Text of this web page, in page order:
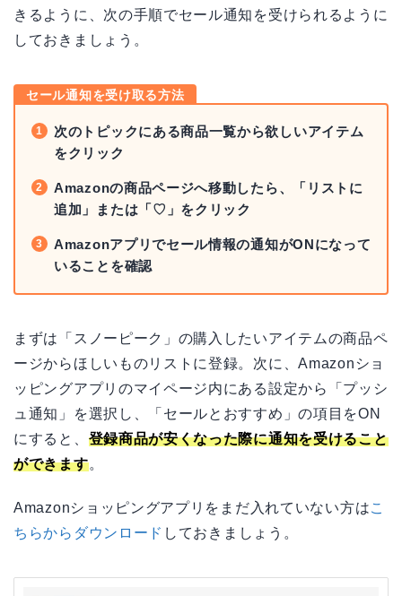
きるように、次の手順でセール通知を受けられるように
しておきましょう。
セール通知を受け取る方法
次のトピックにある商品一覧から欲しいアイテム
をクリック
Amazonの商品ページへ移動したら、「リストに
追加」または「♡」をクリック
Amazonアプリでセール情報の通知がONになって
いることを確認
まずは「スノーピーク」の購入したいアイテムの商品ペ
ージからほしいものリストに登録。次に、Amazonショ
ッピングアプリのマイページ内にある設定から「プッシ
ュ通知」を選択し、「セールとおすすめ」の項目をON
にすると、 登録商品が安くなった際に通知を受けること
ができます。
Amazonショッピングアプリをまだ入れていない方はこ
ちらからダウンロード しておきましょう。